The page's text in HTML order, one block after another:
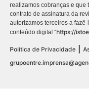
realizamos cobranças e que
contrato de assinatura da
autorizamos terceiros a
conteúdo digital “https://
Política de Privacidade